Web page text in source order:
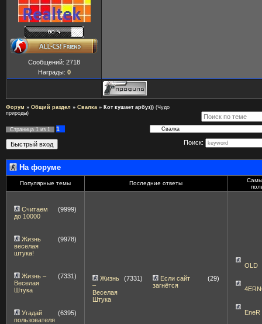
Сообщений: 2718
Награды: 0
Форум » Общий раздел » Свалка » Кот кушает арбуз)) (Чудо
природы)
Страница 1 из 1
1
Поиск:
На форуме
Популярные темы Последние ответы
Считаем
до 10000
(9999)
Жизнь
веселая
штука!
(9978)
Жизнь –
Веселая
Штука
(7331)
Угадай
пользователя
(6395)
Жизнь
–
Веселая
Штука
(7331)
Если сайт
загнётся
(29)
OLD
EneR